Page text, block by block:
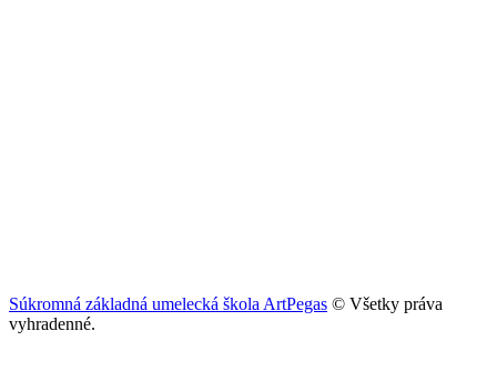
Súkromná základná umelecká škola ArtPegas © Všetky práva
vyhradenné.